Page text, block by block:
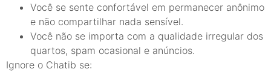
Você se sente confortável em permanecer anônimo
e não compartilhar nada sensível.
Você não se importa com a qualidade irregular dos
quartos, spam ocasional e anúncios.
Ignore o Chatib se: